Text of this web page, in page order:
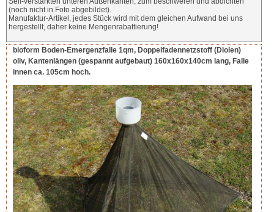
(noch nicht in Foto abgebildet).
Manufaktur-Artikel, jedes Stück wird mit dem gleichen Aufwand bei uns
hergestellt, daher keine Mengenrabattierung!
bioform Boden-Emergenzfalle 1qm, Doppelfadennetzstoff (Diolen)
oliv, Kantenlängen (gespannt aufgebaut) 160x160x140cm lang, Falle
innen ca. 105cm hoch.